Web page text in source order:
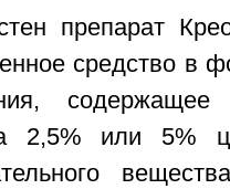
препарат
средство в
2,5% или 5%